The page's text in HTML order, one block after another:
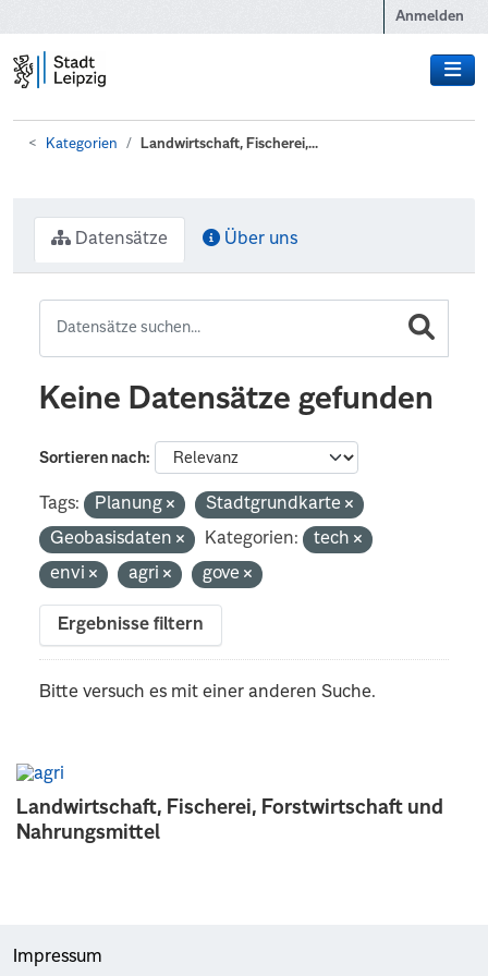
Anmelden
Kategorien Landwirtschaft, Fischerei,...
Landwirtschaft, Fischerei, Forstwirtschaft und
Nahrungsmittel
Datensätze Über uns
Keine Datensätze gefunden
Sortieren nach
Tags: Planung
Stadtgrundkarte
Geobasisdaten
Kategorien:
tech
envi
agri gove
Ergebnisse filtern
Bitte versuch es mit einer anderen Suche.
Impressum